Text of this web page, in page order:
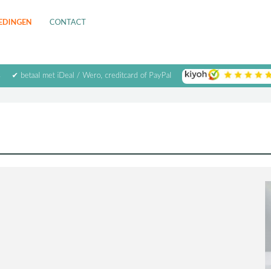
CONTACT
✔ betaal met iDeal / Wero, creditcard of PayPal